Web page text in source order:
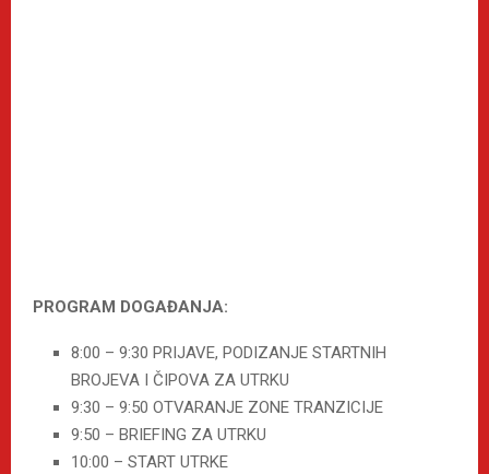
PROGRAM DOGAĐANJA:
8:00 – 9:30 PRIJAVE, PODIZANJE STARTNIH
BROJEVA I ČIPOVA ZA UTRKU
9:30 – 9:50 OTVARANJE ZONE TRANZICIJE
9:50 – BRIEFING ZA UTRKU
10:00 – START UTRKE